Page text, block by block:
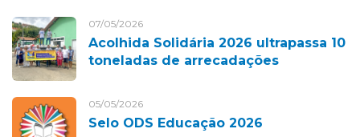
07/05/2026
Acolhida Solidária 2026 ultrapassa 10
toneladas de arrecadações
05/05/2026
Selo ODS Educação 2026